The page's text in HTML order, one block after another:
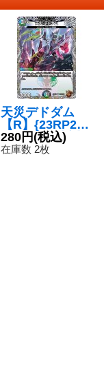
天災デドダム
【R】{23RP2T
F7/TF10}《多》
280円(税込)
在庫数 2枚